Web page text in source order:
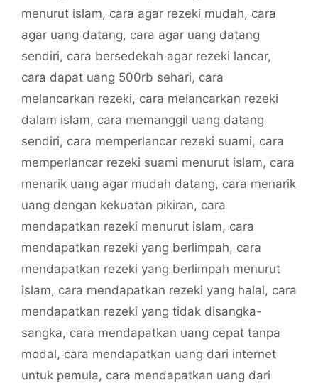
menurut islam, cara agar rezeki mudah, cara
agar uang datang, cara agar uang datang
sendiri, cara bersedekah agar rezeki lancar,
cara dapat uang 500rb sehari, cara
melancarkan rezeki, cara melancarkan rezeki
dalam islam, cara memanggil uang datang
sendiri, cara memperlancar rezeki suami, cara
memperlancar rezeki suami menurut islam, cara
menarik uang agar mudah datang, cara menarik
uang dengan kekuatan pikiran, cara
mendapatkan rezeki menurut islam, cara
mendapatkan rezeki yang berlimpah, cara
mendapatkan rezeki yang berlimpah menurut
islam, cara mendapatkan rezeki yang halal, cara
mendapatkan rezeki yang tidak disangka-
sangka, cara mendapatkan uang cepat tanpa
modal, cara mendapatkan uang dari internet
untuk pemula, cara mendapatkan uang dari